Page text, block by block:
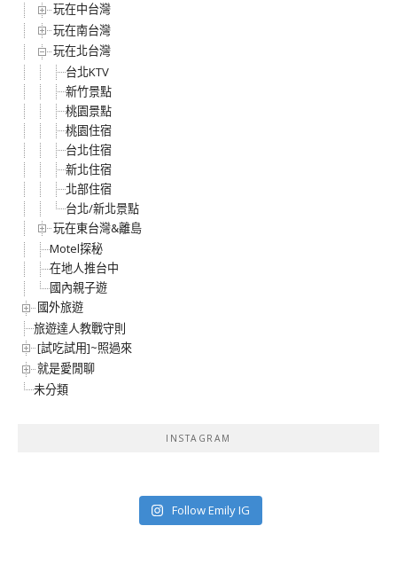
玩在中台灣
玩在南台灣
玩在北台灣
台北KTV
新竹景點
桃園景點
桃園住宿
台北住宿
新北住宿
北部住宿
台北/新北景點
玩在東台灣&離島
Motel探秘
在地人推台中
國內親子遊
國外旅遊
旅遊達人教戰守則
[試吃試用]~照過來
就是愛閒聊
未分類
INSTAGRAM
Follow Emily IG